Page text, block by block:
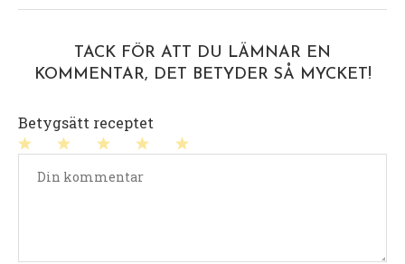
TACK FÖR ATT DU LÄMNAR EN
KOMMENTAR, DET BETYDER SÅ MYCKET!
Betygsätt receptet
stjärnor
stjärnor
stjärnor
stjärna